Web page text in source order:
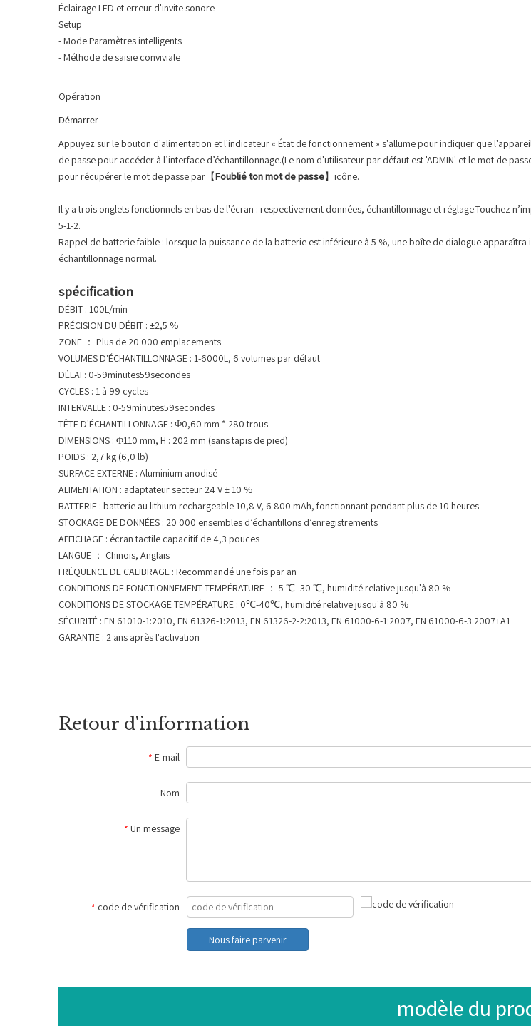
Éclairage LED et erreur d'invite sonore
Setup
- Mode Paramètres intelligents
- Méthode de saisie conviviale
Opération
Démarrer
Appuyez sur le bouton d'alimentation et l'indicateur « État de fonctionnement » s'allume pour indiquer que
de passe pour accéder à l’interface d’échantillonnage.(Le nom d'utilisateur par défaut est 'ADMIN' et le mot de
pour récupérer le mot de passe par【Foublié ton mot de passe】icône.
Il y a trois onglets fonctionnels en bas de l'écran : respectivement données, échantillonnage et réglage.Touchez
5-1-2.
Rappel de batterie faible : lorsque la puissance de la batterie est inférieure à 5 %, une boîte de dialogue
échantillonnage normal.
spécification
DÉBIT : 100L/min
PRÉCISION DU DÉBIT : ±2,5 %
ZONE ： Plus de 20 000 emplacements
VOLUMES D'ÉCHANTILLONNAGE : 1-6000L, 6 volumes par défaut
DÉLAI : 0-59minutes59secondes
CYCLES : 1 à 99 cycles
INTERVALLE : 0-59minutes59secondes
TÊTE D'ÉCHANTILLONNAGE : Φ0,60 mm * 280 trous
DIMENSIONS : Φ110 mm, H : 202 mm (sans tapis de pied)
POIDS : 2,7 kg (6,0 lb)
SURFACE EXTERNE : Aluminium anodisé
ALIMENTATION : adaptateur secteur 24 V ± 10 %
BATTERIE : batterie au lithium rechargeable 10,8 V, 6 800 mAh, fonctionnant pendant plus de 10 heures
STOCKAGE DE DONNÉES : 20 000 ensembles d’échantillons d’enregistrements
AFFICHAGE : écran tactile capacitif de 4,3 pouces
LANGUE ： Chinois, Anglais
FRÉQUENCE DE CALIBRAGE : Recommandé une fois par an
CONDITIONS DE FONCTIONNEMENT TEMPÉRATURE ： 5 ℃ -30 ℃, humidité relative jusqu'à 80 %
CONDITIONS DE STOCKAGE TEMPÉRATURE : 0℃-40℃, humidité relative jusqu'à 80 %
SÉCURITÉ : EN 61010-1:2010, EN 61326-1:2013, EN 61326-2-2:2013, EN 61000-6-1:2007, EN 61000-6-3:2007+A1
GARANTIE : 2 ans après l'activation
Retour d'information
* E-mail
Nom
* Un message
* code de vérification
Nous faire parvenir
modèle du